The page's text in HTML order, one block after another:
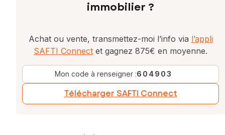
immobilier ?
Achat ou vente, transmettez-moi l’info via l’appli
SAFTI Connect et gagnez 875€ en moyenne.
Mon code à renseigner :604903
Télécharger SAFTI Connect